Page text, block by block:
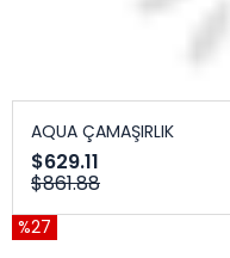
AQUA ÇAMAŞIRLIK
$629.11
$861.88
%27